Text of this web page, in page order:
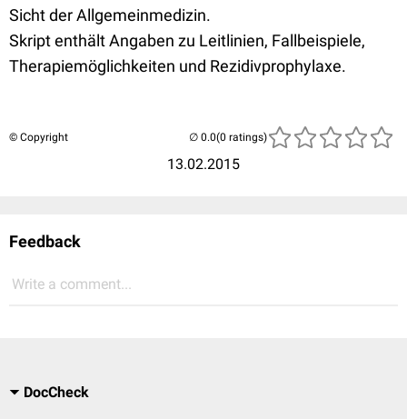
Sicht der Allgemeinmedizin.
Skript enthält Angaben zu Leitlinien, Fallbeispiele,
Therapiemöglichkeiten und Rezidivprophylaxe.
© Copyright
13.02.2015
(0 ratings)
Feedback
Write a comment...
DocCheck